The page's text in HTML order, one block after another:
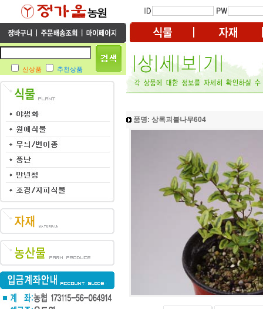
신상품 추천상품
품명: 상록괴불나무604